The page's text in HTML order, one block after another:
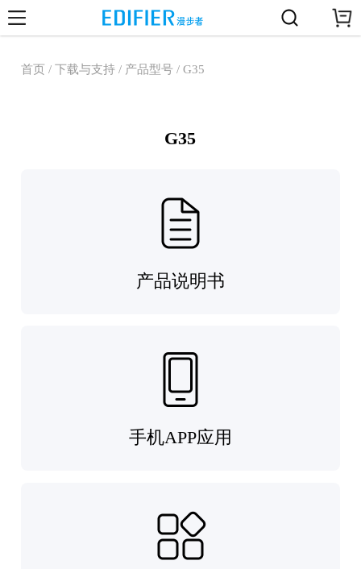
首页 / 下载与支持 / 产品型号 / G35
G35
产品说明书
手机APP应用